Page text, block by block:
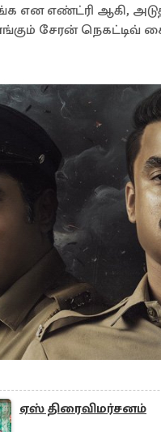
என எண்ட்ரி ஆகி,
சேரன் நெகட்டிவ்
ஏஸ் திரைவிமர்சனம்